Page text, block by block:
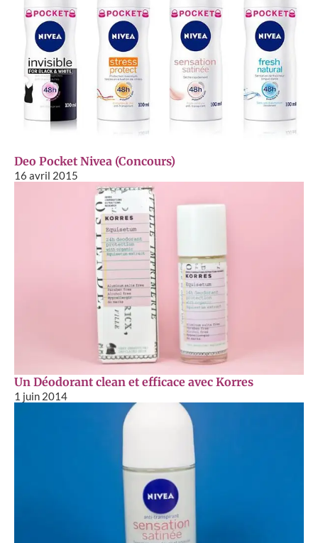
Deo Pocket Nivea (Concours)
16 avril 2015
Un Déodorant clean et efficace avec Korres
1 juin 2014